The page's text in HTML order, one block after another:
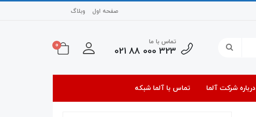
صفحه اول وبلاگ
تماس با ما
323 000 88 021
0
درباره شرکت آلما تماس با آلما شبکه